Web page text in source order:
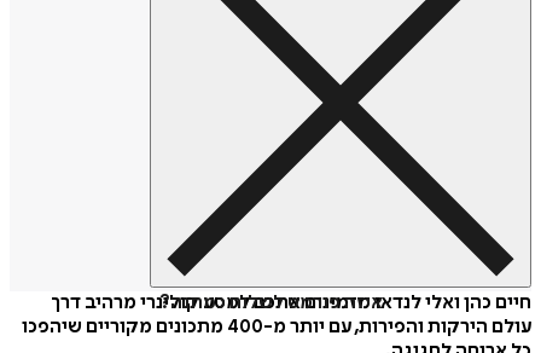
איזה פורמט לשלוח כמתנה?
חיים כהן ואלי לנדאו מזמינים אתכם למסע קולינרי מרהיב דרך
עולם הירקות והפירות, עם יותר מ-400 מתכונים מקוריים שיהפכו